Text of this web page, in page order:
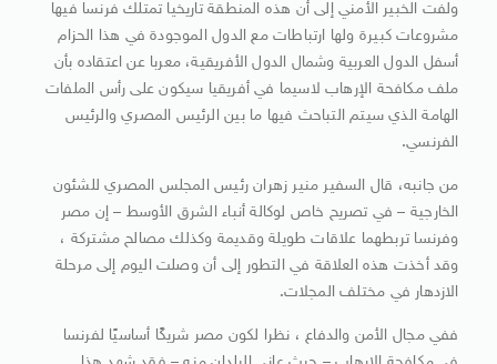
ولفت الخبير الأمني إلى أن هذه المنطقة تاريخيا تمتلك فرنسا فيها
مشروعات كبيرة ولها ارتباطات مع الدول الموجودة في هذا الحزام
أسفل الدول العربية وشمال الدول الأفريقية، معربا عن اعتقاده بأن
ملف مكافحة الإرهاب لاسيما في أفريقيا سيكون على رأس الملفات
الهامة الذي سيتم التباحث فيها ما بين الرئيس المصري والرئيس
الفرنسي.
من جانبه، قال السفير منير زهران رئيس المجلس المصري للشئون
الخارجية – في تصريح خاص لوكالة أنباء الشرق الأوسط – إن مصر
وفرنسا تربطهما علاقات طويلة وقديمة وكذلك مصالح مشتركة ،
وقد أخذت هذه العلاقة في التطور إلى أن وصلت اليوم إلى مرحلة
الازدهار في مختلف المجلات.
ففي مجال الأمن والدفاع ، نظرا لكون مصر شريكًا أساسيًا لفرنسا